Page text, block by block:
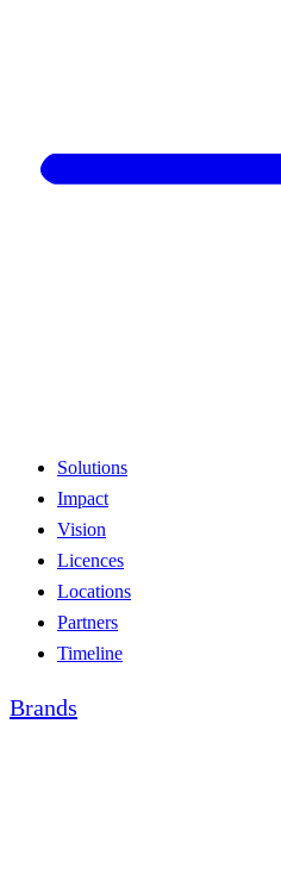
Solutions
Impact
Vision
Licences
Locations
Partners
Timeline
Brands